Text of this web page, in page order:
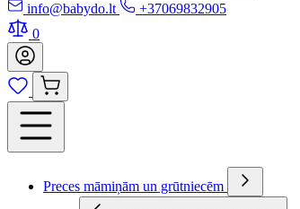
info@babydo.lt
+37069832905
0
Preces māmiņām un grūtniecēm